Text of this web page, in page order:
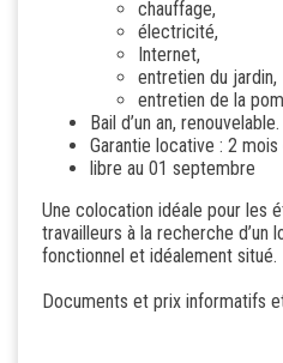
chauffage,
électricité,
Internet,
entretien du jardin,
entretien de la
Bail d’un an, renouvelable.
Garantie locative : 2 mois
libre au 01 septembre
Une colocation idéale pour les
travailleurs à la recherche d’un
fonctionnel et idéalement situé.
Documents et prix informatifs